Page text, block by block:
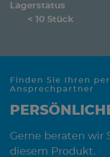
Lagerstatus
< 10 Stück
Finden Sie Ihren
Ansprechpartner
Gerne beraten wir
diesem Produkt.